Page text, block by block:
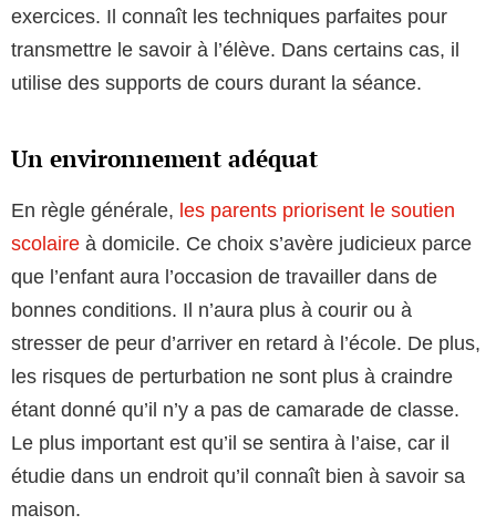
exercices. Il connaît les techniques parfaites pour
transmettre le savoir à l’élève. Dans certains cas, il
utilise des supports de cours durant la séance.
Un environnement adéquat
En règle générale, les parents priorisent le soutien
scolaire à domicile. Ce choix s’avère judicieux parce
que l’enfant aura l’occasion de travailler dans de
bonnes conditions. Il n’aura plus à courir ou à
stresser de peur d’arriver en retard à l’école. De plus,
les risques de perturbation ne sont plus à craindre
étant donné qu’il n’y a pas de camarade de classe.
Le plus important est qu’il se sentira à l’aise, car il
étudie dans un endroit qu’il connaît bien à savoir sa
maison.